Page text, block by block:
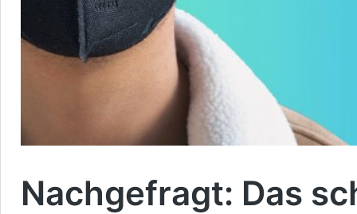
Nachgefragt: Das